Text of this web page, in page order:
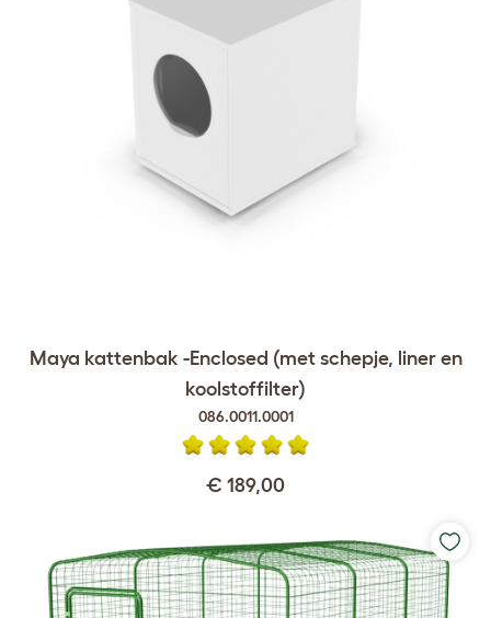
Maya kattenbak -Enclosed (met schepje, liner en
koolstoffilter)
086.0011.0001
€ 189,00